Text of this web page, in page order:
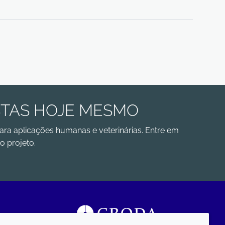
HOJE MESMO
aplicações humanas e veterinárias. Entre em
projeto.